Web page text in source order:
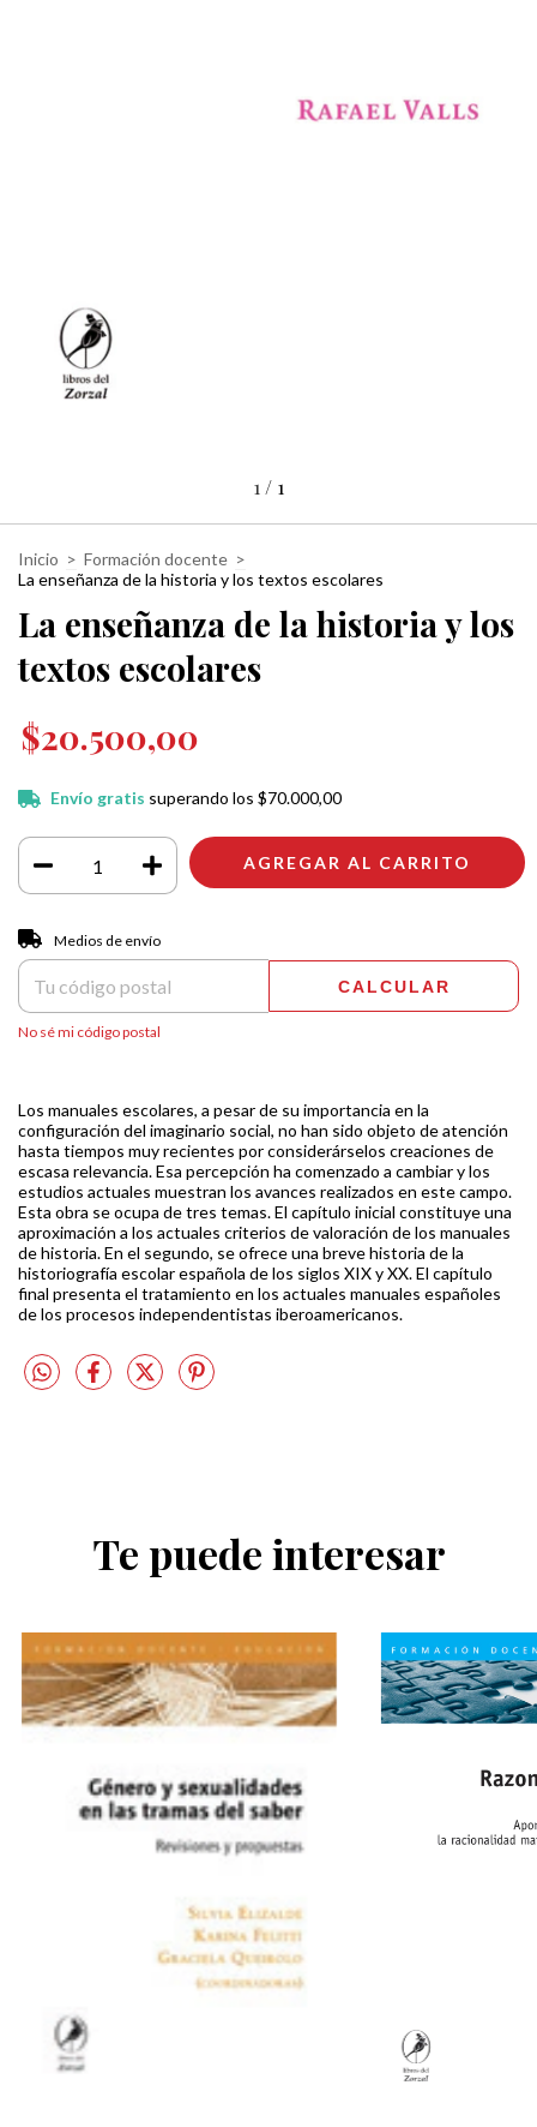
1/ 1
Inicio > Formación docente >
La enseñanza de la historia y los textos escolares
La enseñanza de la historia y los
textos escolares
$20.500,00
Envío gratis superando los $70.000,00
Entregas para el CP:
Medios de envío
CALCULAR
No sé mi código postal
Los manuales escolares, a pesar de su importancia en la
configuración del imaginario social, no han sido objeto de atención
hasta tiempos muy recientes por considerárselos creaciones de
escasa relevancia. Esa percepción ha comenzado a cambiar y los
estudios actuales muestran los avances realizados en este campo.
Esta obra se ocupa de tres temas. El capítulo inicial constituye una
aproximación a los actuales criterios de valoración de los manuales
de historia. En el segundo, se ofrece una breve historia de la
historiografía escolar española de los siglos XIX y XX. El capítulo
final presenta el tratamiento en los actuales manuales españoles
de los procesos independentistas iberoamericanos.
Te puede interesar